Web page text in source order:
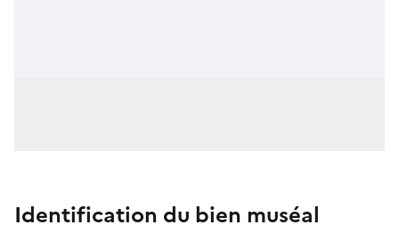
Identification du bien muséal